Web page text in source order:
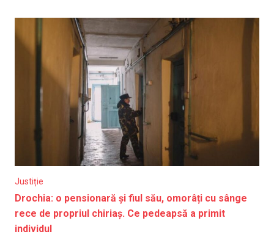
Justiție
Drochia: o pensionară și fiul său, omorâți cu sânge
rece de propriul chiriaș. Ce pedeapsă a primit
individul